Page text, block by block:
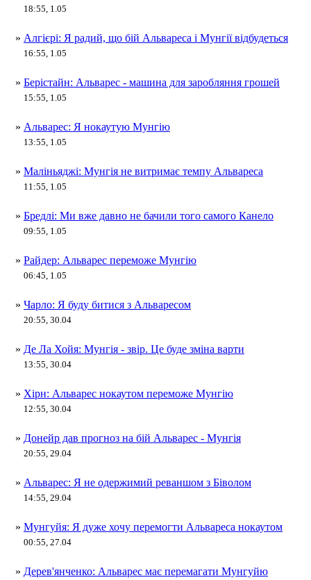
18:55, 1.05
» Алгієрі: Я радий, що бій Альвареса і Мунгії відбудеться
16:55, 1.05
» Берістайн: Альварес - машина для заробляння грошей
15:55, 1.05
» Альварес: Я нокаутую Мунгію
13:55, 1.05
» Маліньяджі: Мунгія не витримає темпу Альвареса
11:55, 1.05
» Бредлі: Ми вже давно не бачили того самого Канело
09:55, 1.05
» Райдер: Альварес переможе Мунгію
06:45, 1.05
» Чарло: Я буду битися з Альваресом
20:55, 30.04
» Де Ла Хойя: Мунгія - звір. Це буде зміна варти
13:55, 30.04
» Хірн: Альварес нокаутом переможе Мунгію
12:55, 30.04
» Донейр дав прогноз на бій Альварес - Мунгія
20:55, 29.04
» Альварес: Я не одержимий реваншом з Біволом
14:55, 29.04
» Мунгуйя: Я дуже хочу перемогти Альвареса нокаутом
00:55, 27.04
» Дерев'янченко: Альварес має перемагати Мунгуйю